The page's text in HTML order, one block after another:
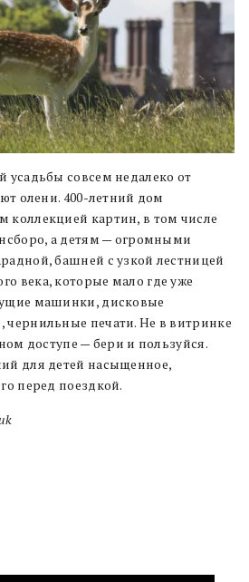
усадьбы совсем недалеко от
олени. 400-летний дом
коллекцией картин, в том числе
а детям — огромными
башней с узкой лестницей
века, которые мало где уже
машинки, дисковые
чернильные печати. Не в витринке
доступе — бери и пользуйся.
для детей насыщенное,
перед поездкой.